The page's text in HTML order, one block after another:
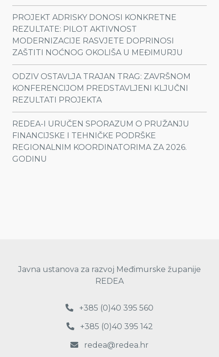
PROJEKT ADRISKY DONOSI KONKRETNE
REZULTATE: PILOT AKTIVNOST
MODERNIZACIJE RASVJETE DOPRINOSI
ZAŠTITI NOĆNOG OKOLIŠA U MEĐIMURJU
ODZIV OSTAVLJA TRAJAN TRAG: ZAVRŠNOM
KONFERENCIJOM PREDSTAVLJENI KLJUČNI
REZULTATI PROJEKTA
REDEA-I URUČEN SPORAZUM O PRUŽANJU
FINANCIJSKE I TEHNIČKE PODRŠKE
REGIONALNIM KOORDINATORIMA ZA 2026.
GODINU
Javna ustanova za razvoj Međimurske županije
REDEA
+385 (0)40 395 560
+385 (0)40 395 142
redea@redea.hr